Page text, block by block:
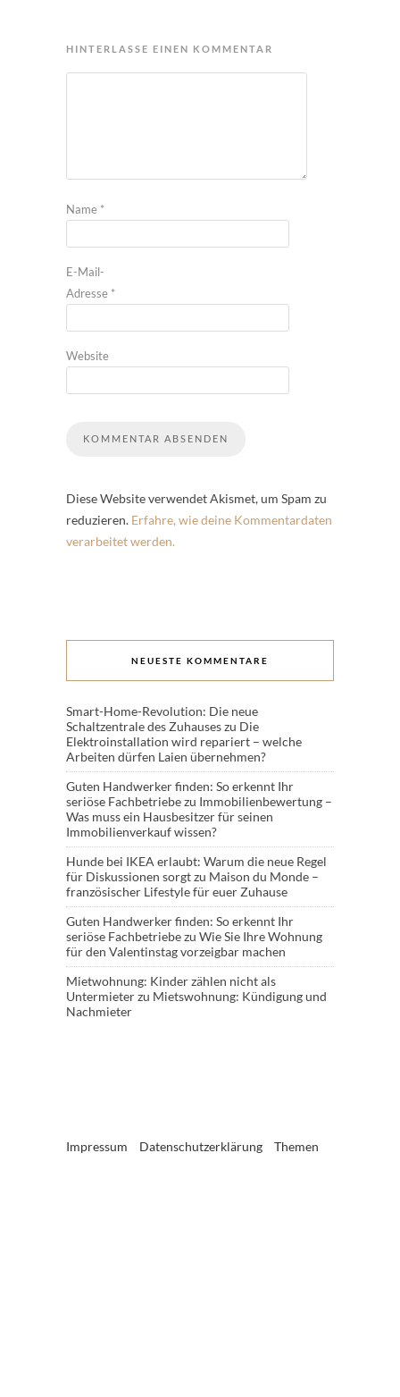
HINTERLASSE EINEN KOMMENTAR
Name *
E-Mail-
Adresse *
Website
Diese Website verwendet Akismet, um Spam zu
reduzieren. Erfahre, wie deine Kommentardaten
verarbeitet werden.
NEUESTE KOMMENTARE
Smart-Home-Revolution: Die neue
Schaltzentrale des Zuhauseszu Die
Elektroinstallation wird repariert – welche
Arbeiten dürfen Laien übernehmen?
Guten Handwerker finden: So erkennt Ihr
seriöse Fachbetriebezu Immobilienbewertung –
Was muss ein Hausbesitzer für seinen
Immobilienverkauf wissen?
Hunde bei IKEA erlaubt: Warum die neue Regel
für Diskussionen sorgtzu Maison du Monde –
französischer Lifestyle für euer Zuhause
Guten Handwerker finden: So erkennt Ihr
seriöse Fachbetriebezu Wie Sie Ihre Wohnung
für den Valentinstag vorzeigbar machen
Mietwohnung: Kinder zählen nicht als
Untermieterzu Mietswohnung: Kündigung und
Nachmieter
Impressum Datenschutzerklärung Themen